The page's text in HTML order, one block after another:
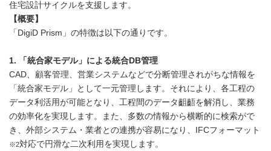
住宅設計サイクルを支援します。
【概要】
「DigiD Prism」の特徴は以下の通りです。
1. 「統合家モデル」による統合 DB管理
CAD、顧客管理、営業システムなどで分断管理されがちな情報を
「統合家モデル」として一元管理します。それにより、各工程の
データ利活用が可能となり、工程間のデータ齟齬を解消し、業務
の効率化を実現します。また、多数の情報から横断的に検索がで
き、外部システム・業者との連携が容易になり、IFCフォーマット
※2対応で円滑な二次利用を実現します。